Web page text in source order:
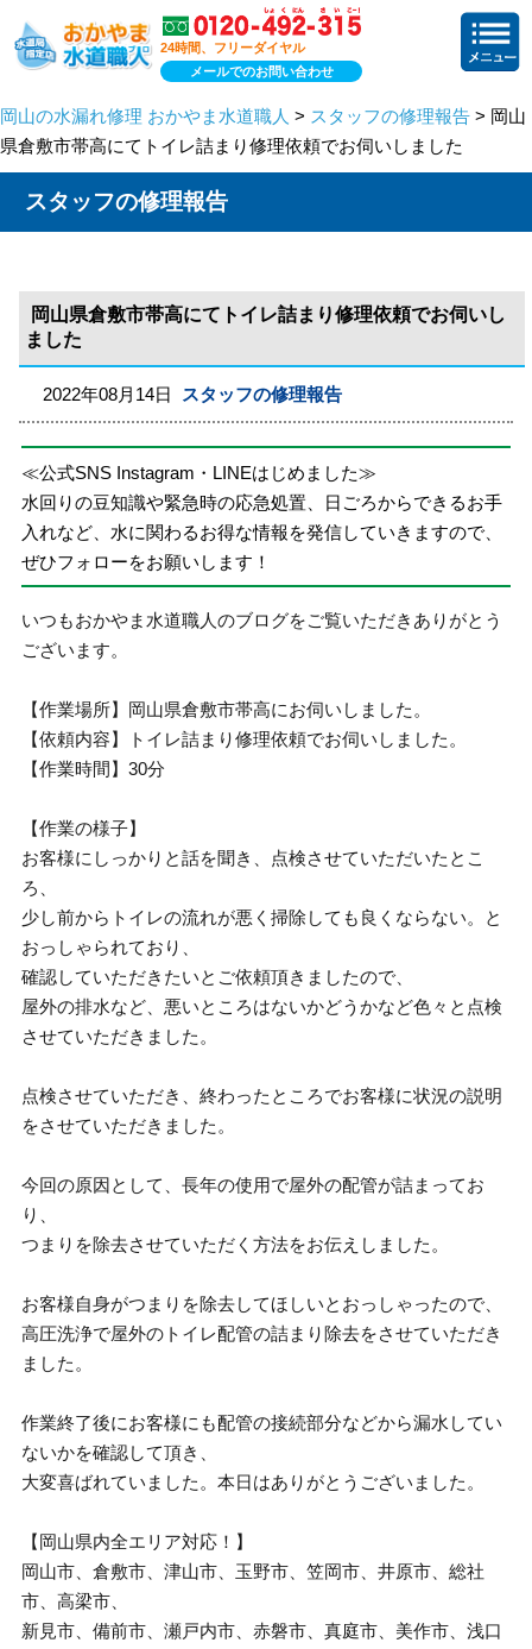
24時間、フリーダイヤル
メールでのお問い合わせ
岡山の水漏れ修理 おかやま水道職人 > スタッフの修理報告 > 岡山
県倉敷市帯高にてトイレ詰まり修理依頼でお伺いしました
スタッフの修理報告
岡山県倉敷市帯高にてトイレ詰まり修理依頼でお伺いし
ました
2022年08月14日 スタッフの修理報告
≪公式SNS Instagram・LINEはじめました≫
水回りの豆知識や緊急時の応急処置、日ごろからできるお手
入れなど、水に関わるお得な情報を発信していきますので、
ぜひフォローをお願いします！
いつもおかやま水道職人のブログをご覧いただきありがとう
ございます。
【作業場所】岡山県倉敷市帯高にお伺いしました。
【依頼内容】トイレ詰まり修理依頼でお伺いしました。
【作業時間】30分
【作業の様子】
お客様にしっかりと話を聞き、点検させていただいたとこ
ろ、
少し前からトイレの流れが悪く掃除しても良くならない。と
おっしゃられており、
確認していただきたいとご依頼頂きましたので、
屋外の排水など、悪いところはないかどうかなど色々と点検
させていただきました。
点検させていただき、終わったところでお客様に状況の説明
をさせていただきました。
今回の原因として、長年の使用で屋外の配管が詰まってお
り、
つまりを除去させていただく方法をお伝えしました。
お客様自身がつまりを除去してほしいとおっしゃったので、
高圧洗浄で屋外のトイレ配管の詰まり除去をさせていただき
ました。
作業終了後にお客様にも配管の接続部分などから漏水してい
ないかを確認して頂き、
大変喜ばれていました。本日はありがとうございました。
【岡山県内全エリア対応！】
岡山市、倉敷市、津山市、玉野市、笠岡市、井原市、総社
市、高梁市、
新見市、備前市、瀬戸内市、赤磐市、真庭市、美作市、浅口